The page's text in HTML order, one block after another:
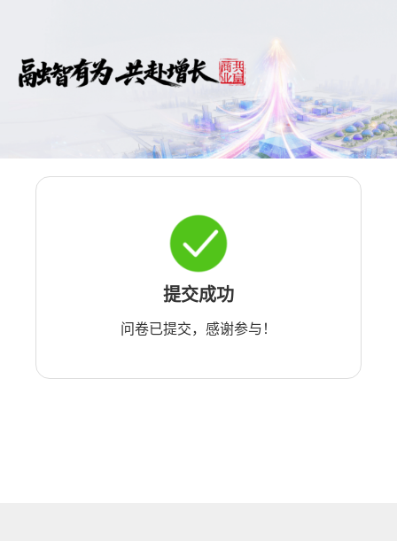
提交成功
问卷已提交，感谢参与！